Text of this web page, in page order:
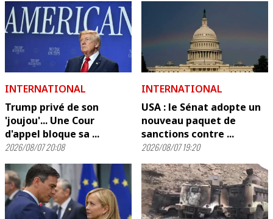
INTERNATIONAL
Trump privé de son
'joujou'... Une Cour
d'appel bloque sa ...
2026/08/07 20:08
INTERNATIONAL
USA : le Sénat adopte un
nouveau paquet de
sanctions contre ...
2026/08/07 19:20